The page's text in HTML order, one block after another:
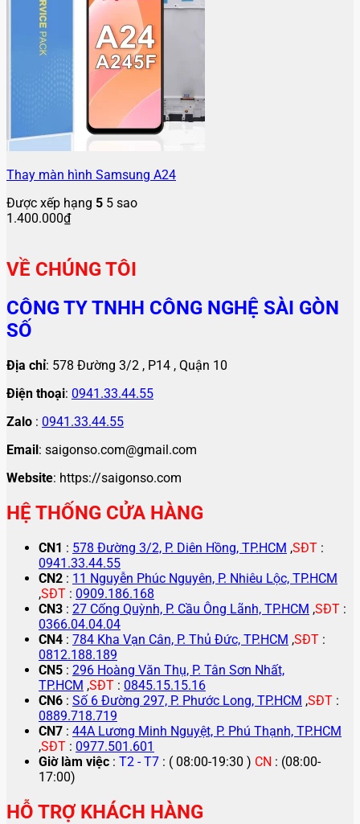
Thay màn hình Samsung A24
Được xếp hạng 5 5 sao
1.400.000₫
VỀ CHÚNG TÔI
CÔNG TY TNHH CÔNG NGHỆ SÀI GÒN
SỐ
Địa chỉ: 578 Đường 3/2 , P14 , Quận 10
Điện thoại: 0941.33.44.55
Zalo : 0941.33.44.55
Email: saigonso.com@gmail.com
Website: https://saigonso.com
HỆ THỐNG CỬA HÀNG
CN1 : 578 Đường 3/2, P. Diên Hồng, TP.HCM ,SĐT :
0941.33.44.55
CN2 : 11 Nguyễn Phúc Nguyên, P. Nhiêu Lộc, TP.HCM
,SĐT : 0909.186.168
CN3 : 27 Cống Quỳnh, P. Cầu Ông Lãnh, TP.HCM ,SĐT :
0366.04.04.04
CN4 : 784 Kha Vạn Cân, P. Thủ Đức, TP.HCM ,SĐT :
0812.188.189
CN5 : 296 Hoàng Văn Thụ, P. Tân Sơn Nhất,
TP.HCM ,SĐT : 0845.15.15.16
CN6 : Số 6 Đường 297, P. Phước Long, TP.HCM ,SĐT :
0889.718.719
CN7 : 44A Lương Minh Nguyệt, P. Phú Thạnh, TP.HCM
,SĐT : 0977.501.601
Giờ làm việc : T2 - T7 : ( 08:00-19:30 ) CN : (08:00-
17:00)
HỖ TRỢ KHÁCH HÀNG